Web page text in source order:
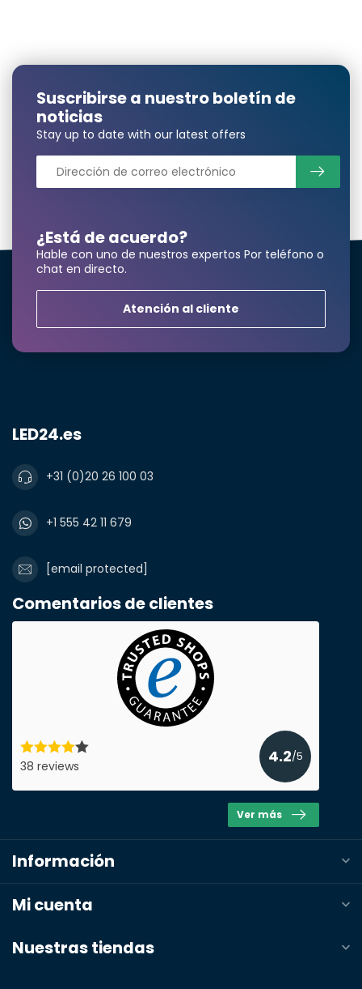
¿Está de acuerdo?
Hable con uno de nuestros expertos Por teléfono o
chat en directo.
Atención al cliente
Suscribirse a nuestro boletín de
noticias
Stay up to date with our latest offers
LED24.es
+31 (0)20 26 100 03
+1 555 42 11 679
[email protected]
Comentarios de clientes
38 reviews
4.2/5
Ver más
Información
Mi cuenta
Nuestras tiendas